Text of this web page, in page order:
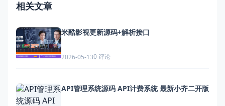
相关文章
米酷影视更新源码+解析接口
2026-05-130 评论
API管理系统源码 API计费系统 最新小齐二开版